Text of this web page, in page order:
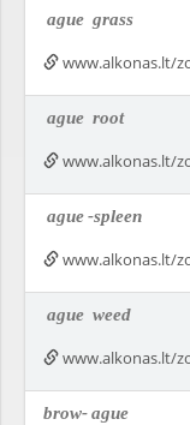
ague grass
www.alkonas.lt/
ague root
www.alkonas.lt/
ague-spleen
www.alkonas.lt/
ague weed
www.alkonas.lt/
brow-ague